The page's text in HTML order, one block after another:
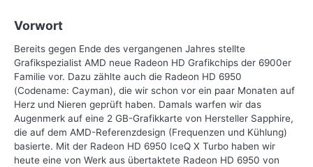
Vorwort
Bereits gegen Ende des vergangenen Jahres stellte
Grafikspezialist AMD neue Radeon HD Grafikchips der 6900er
Familie vor. Dazu zählte auch die Radeon HD 6950
(Codename: Cayman), die wir schon vor ein paar Monaten auf
Herz und Nieren geprüft haben. Damals warfen wir das
Augenmerk auf eine 2 GB-Grafikkarte von Hersteller Sapphire,
die auf dem AMD-Referenzdesign (Frequenzen und Kühlung)
basierte. Mit der Radeon HD 6950 IceQ X Turbo haben wir
heute eine von Werk aus übertaktete Radeon HD 6950 von